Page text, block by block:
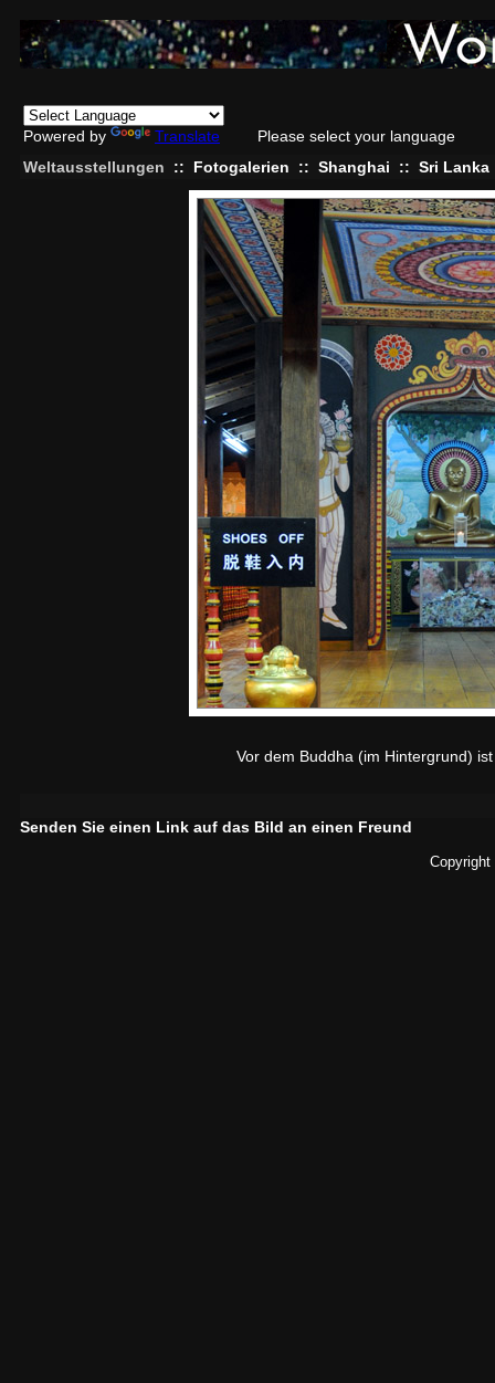
Powered by Translate
Please select your language
Weltausstellungen
:: Fotogalerien :: Shanghai :: Sri Lanka
Vor dem Buddha (im Hintergrund)
Senden Sie einen Link auf das Bild an einen Freund